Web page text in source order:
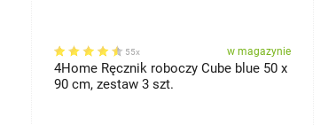
55x w magazynie
4Home Ręcznik roboczy Cube blue 50 x
90 cm, zestaw 3 szt.